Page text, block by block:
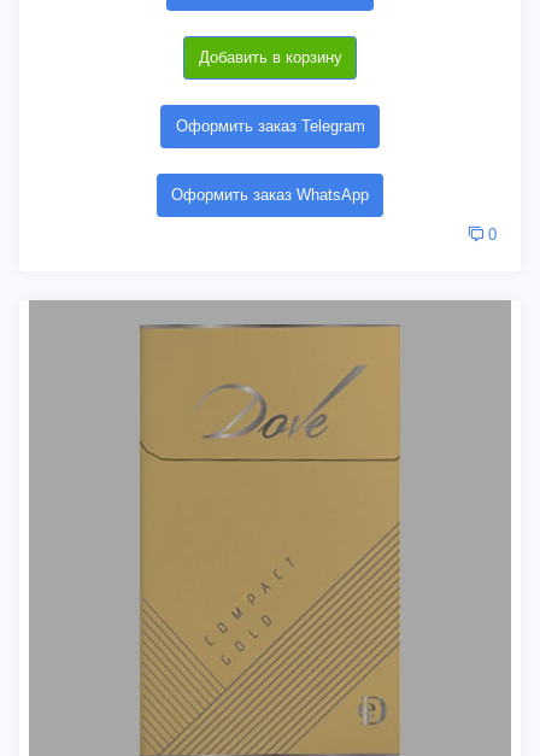
Добавить в корзину
Оформить заказ Telegram
Оформить заказ WhatsApp
0